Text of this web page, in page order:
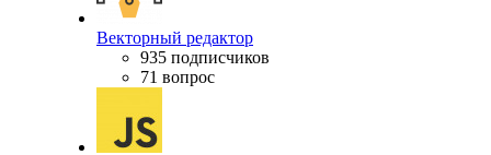
Векторный редактор
935 подписчиков
71 вопрос